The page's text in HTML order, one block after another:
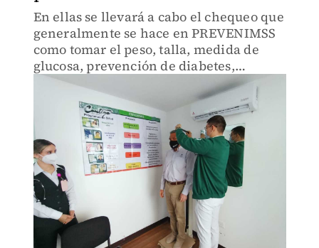
En ellas se llevará a cabo el chequeo que
generalmente se hace en PREVENIMSS
como tomar el peso, talla, medida de
glucosa, prevención de diabetes,
obesidad e hipertensión arterial,
etcétera